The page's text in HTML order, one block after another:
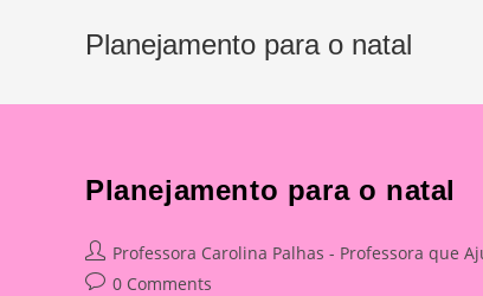
Planejamento para o natal
Planejamento para o natal
Post
author:
Professora Carolina Palhas - Professora que
Post0 Comments